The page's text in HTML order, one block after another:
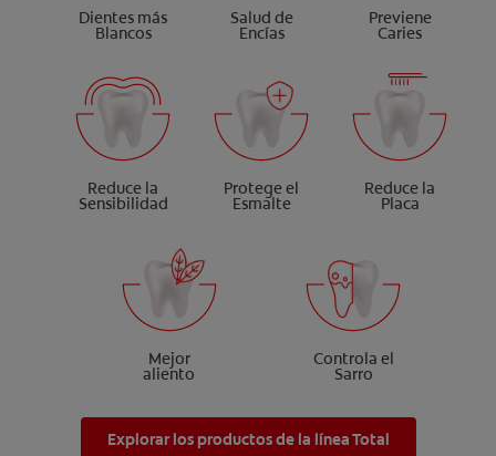
Dientes más
Blancos
Salud de
Encías
Previene
Caries
Reduce la
Sensibilidad
Protege el
Esmalte
Reduce la
Placa
Mejor
aliento
Controla el
Sarro
Explorar los productos de la línea Total